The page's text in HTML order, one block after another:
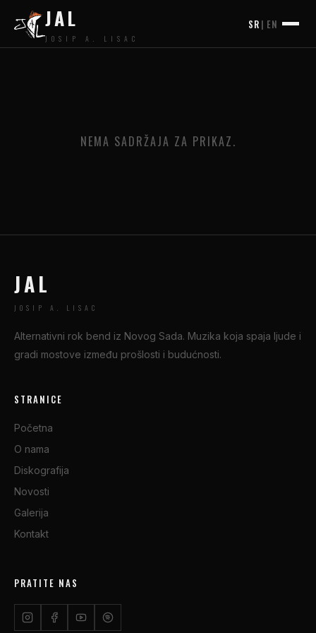
JAL
JOSIP A. LISAC
SR | EN
NEMA SADRŽAJA ZA PRIKAZ.
JAL
JOSIP A. LISAC
Alternativni rok bend iz Novog Sada. Muzika koja spaja ljude i
gradi mostove između prošlosti i budućnosti.
STRANICE
Početna
O nama
Diskografija
Novosti
Galerija
Kontakt
PRATITE NAS